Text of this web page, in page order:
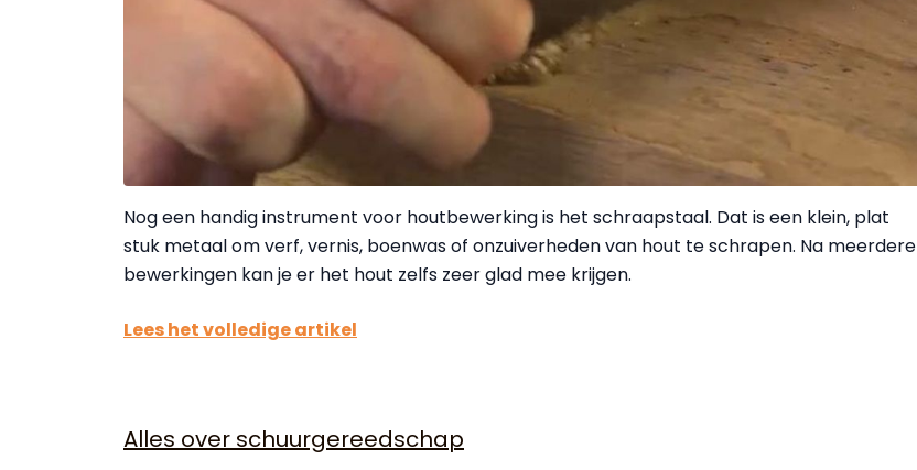
Nog een handig instrument voor houtbewerking is het schraapstaal. Dat is een klein, plat
stuk metaal om verf, vernis, boenwas of onzuiverheden van hout te schrapen. Na meerdere
bewerkingen kan je er het hout zelfs zeer glad mee krijgen.
Lees het volledige artikel
Alles over schuurgereedschap